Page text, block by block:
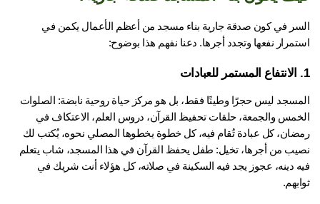
السر في كون صدقة جارية بناء مسجد من أعظم الأعمال يكمن في
نفعها وتجدد أجرها. دعنا نفهم هذا بوضوح:
المسجد ليس حجرًا وطينًا فقط، بل هو مركز حياة روحية نابضة: الصلوات
الخمس والجمعة، حلقات تحفيظ القرآن، دروس العلم، الاعتكاف في
رمضان، كل عبادة تُقام فيه، كل خطوة يخطوها المصلي نحوه، يُكتب لك
نصيب من أجرها، تخيل: طفل يحفظ القرآن في هذا المسجد، شاب يتعلم
فيه دينه، عجوز يجد فيه السكينة في صلاته، كل هؤلاء أنت شريك في